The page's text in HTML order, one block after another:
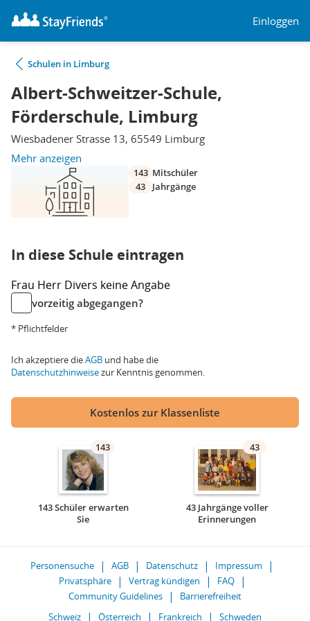
Einloggen
Schulen in Limburg
Albert-Schweitzer-Schule,
Förderschule, Limburg
Wiesbadener Strasse 13, 65549 Limburg
Mehr anzeigen
143 Mitschüler
43
Jahrgänge
In diese Schule eintragen
Frau Herr Divers keine Angabe
vorzeitig abgegangen?
* Pflichtfelder
Ich akzeptiere dieAGB und habe die
Datenschutzhinweisezur Kenntnis genommen.
Kostenlos zur Klassenliste
143
143 Schüler erwarten
Sie
43
43 Jahrgänge voller
Erinnerungen
Personensuche AGB Datenschutz
Impressum
Privatsphäre
Vertrag kündigen
FAQ
Community Guidelines
Barrierefreiheit
Schweiz
Österreich Frankreich Schweden